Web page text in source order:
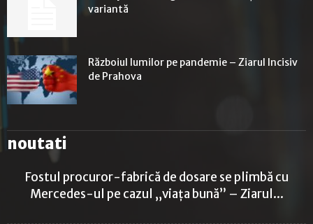
variantă
Războiul lumilor pe pandemie – Ziarul Incisiv
de Prahova
noutati
Fostul procuror-fabrică de dosare se plimbă cu
Mercedes-ul pe cazul „viața bună” – Ziarul...